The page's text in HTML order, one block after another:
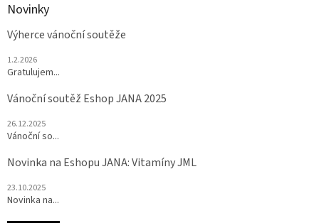
Novinky
Výherce vánoční soutěže
1.2.2026
Gratulujem...
Vánoční soutěž Eshop JANA 2025
26.12.2025
Vánoční so...
Novinka na Eshopu JANA: Vitamíny JML
23.10.2025
Novinka na...